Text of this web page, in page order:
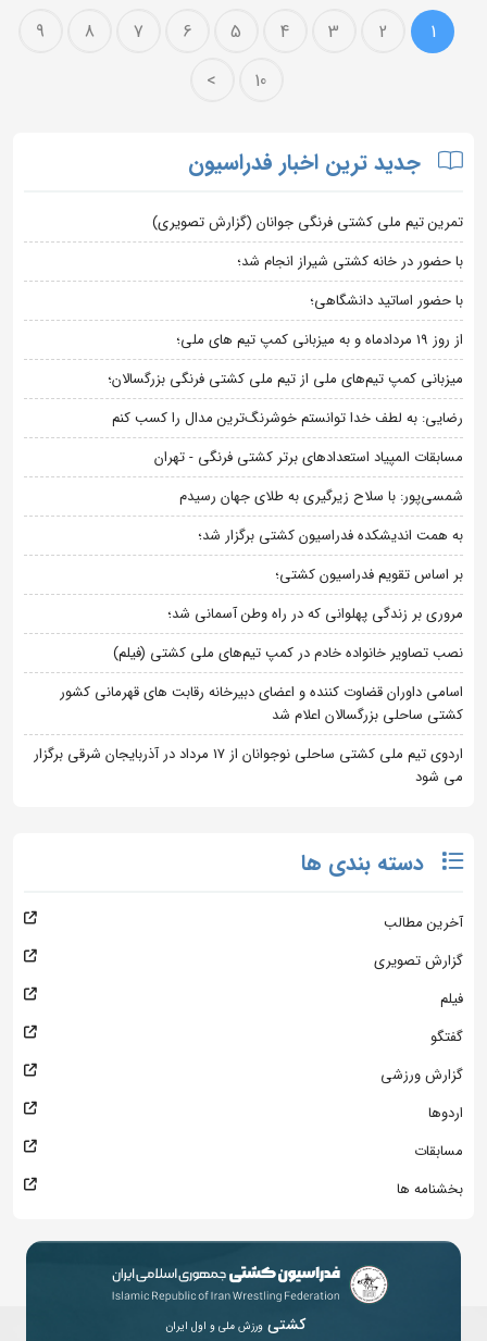
1
2
3
4
5
6
7
8
9
10
>
جدید ترین اخبار فدراسیون
تمرین تیم ملی کشتی فرنگی جوانان (گزارش تصویری)
با حضور در خانه کشتی شیراز انجام شد؛
با حضور اساتید دانشگاهی؛
از روز 19 مردادماه و به میزبانی کمپ تیم های ملی؛
میزبانی کمپ تیم‌های ملی از تیم ملی کشتی فرنگی بزرگسالان؛
رضایی: به لطف خدا توانستم خوشرنگ‌ترین مدال را کسب کنم
مسابقات المپیاد استعدادهای برتر کشتی فرنگی - تهران
شمسی‌پور: با سلاح زیرگیری به طلای جهان رسیدم
به همت اندیشکده فدراسیون کشتی برگزار شد؛
بر اساس تقویم فدراسیون کشتی؛
مروری بر زندگی پهلوانی که در راه وطن آسمانی شد؛
نصب تصاویر خانواده خادم در کمپ تیم‌های ملی کشتی (فیلم)
اسامی داوران قضاوت کننده و اعضای دبیرخانه رقابت های قهرمانی کشور
کشتی ساحلی بزرگسالان اعلام شد
اردوی تیم ملی کشتی ساحلی نوجوانان از 17 مرداد در آذربایجان شرقی برگزار
می شود
دسته بندی ها
آخرین مطالب
گزارش تصویری
فیلم
گفتگو
گزارش ورزشی
اردوها
مسابقات
بخشنامه ها
کشتی ورزش ملی و اول ایران